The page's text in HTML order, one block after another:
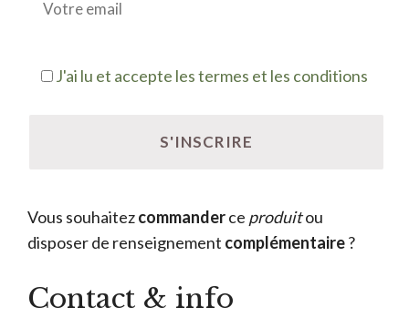
J'ai lu et accepte les termes et les conditions
Vous souhaitezcommanderce produitou
disposer de renseignement complémentaire?
Contact & info